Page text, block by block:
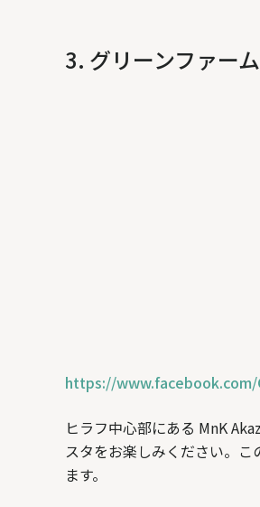
3. グリーンファー
https://www.facebook.com/
ヒラフ中心部にある MnK
スタをお楽しみください。
ます。